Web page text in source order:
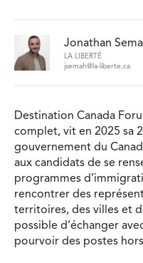
Jonathan
LA LIBERTÉ
jsemah@la-liberte.ca
Destination Canada
complet, vit en 2025 sa
gouvernement du
aux candidats de se
programmes
rencontrer des
territoires, des villes et
possible d’échanger
pourvoir des postes